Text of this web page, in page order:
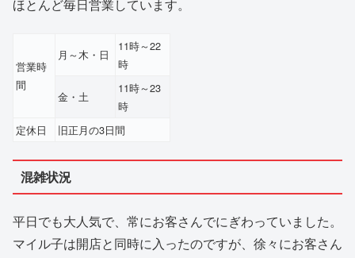
ほとんど毎日営業しています。
営業時
間
月～木・日
11時～22
時
金・土
11時～23
時
定休日
旧正月の3日間
混雑状況
平日でも大人気で、常にお客さんでにぎわっていました。
マイル子は開店と同時に入ったのですが、徐々にお客さん